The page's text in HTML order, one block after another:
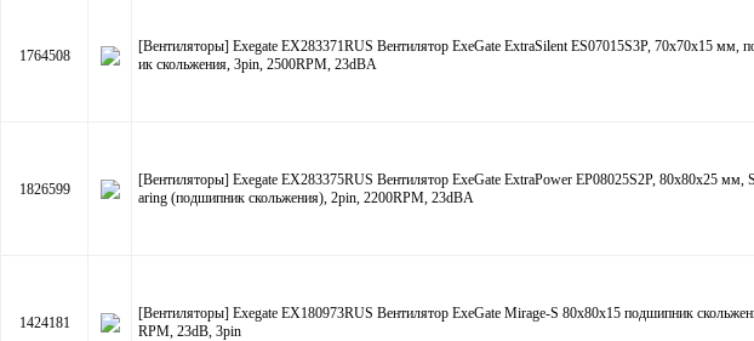
1764508
[Вентиляторы] Exegate EX283371RUS Вентилятор ExeGate ExtraSilent ES07015S3P, 70x70x15 мм,
ик скольжения, 3pin, 2500RPM, 23dBA
1826599
[Вентиляторы] Exegate EX283375RUS Вентилятор ExeGate ExtraPower EP08025S2P, 80x80x25 мм,
aring (подшипник скольжения), 2pin, 2200RPM, 23dBA
1424181
[Вентиляторы] Exegate EX180973RUS Вентилятор ExeGate Mirage-S 80x80x15 подшипник
RPM, 23dB, 3pin